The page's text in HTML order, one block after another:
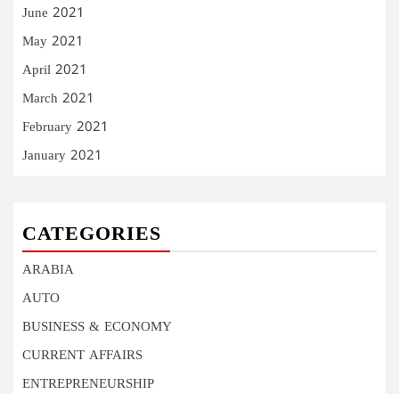
June 2021
May 2021
April 2021
March 2021
February 2021
January 2021
CATEGORIES
ARABIA
AUTO
BUSINESS & ECONOMY
CURRENT AFFAIRS
ENTREPRENEURSHIP